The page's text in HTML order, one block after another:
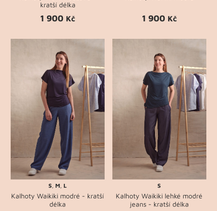
kratší délka
1 900 Kč 1 900 Kč
S ,M ,L
Kalhoty Waikiki modré - kratší
délka
S
Kalhoty Waikiki lehké modré
jeans - kratší délka